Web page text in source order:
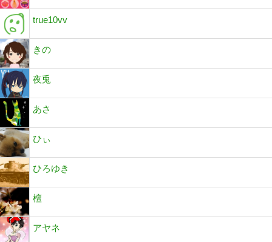
true10vv
きの
夜兎
あさ
ひぃ
ひろゆき
檀
アヤネ